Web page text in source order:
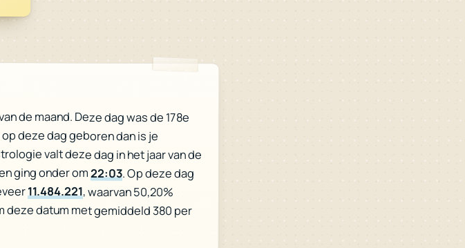
de maand. Deze dag was de 178e
op deze dag geboren dan is je
valt deze dag in het jaar van de
ging onder om22:03. Op deze dag
11.484.221, waarvan 50,20%
deze datum met gemiddeld 380 per